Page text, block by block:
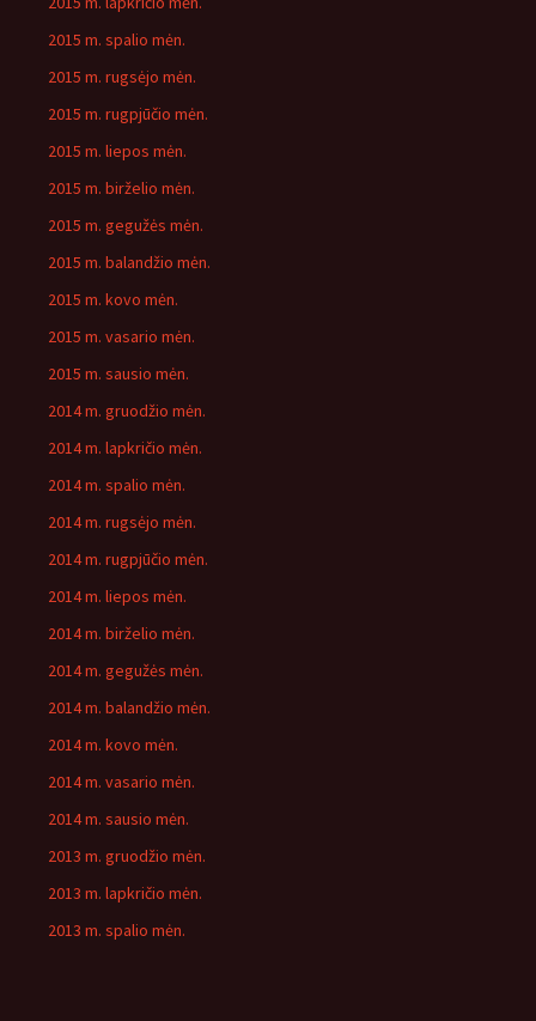
2015 m. spalio mėn.
2015 m. rugsėjo mėn.
2015 m. rugpjūčio mėn.
2015 m. liepos mėn.
2015 m. birželio mėn.
2015 m. gegužės mėn.
2015 m. balandžio mėn.
2015 m. kovo mėn.
2015 m. vasario mėn.
2015 m. sausio mėn.
2014 m. gruodžio mėn.
2014 m. lapkričio mėn.
2014 m. spalio mėn.
2014 m. rugsėjo mėn.
2014 m. rugpjūčio mėn.
2014 m. liepos mėn.
2014 m. birželio mėn.
2014 m. gegužės mėn.
2014 m. balandžio mėn.
2014 m. kovo mėn.
2014 m. vasario mėn.
2014 m. sausio mėn.
2013 m. gruodžio mėn.
2013 m. lapkričio mėn.
2013 m. spalio mėn.